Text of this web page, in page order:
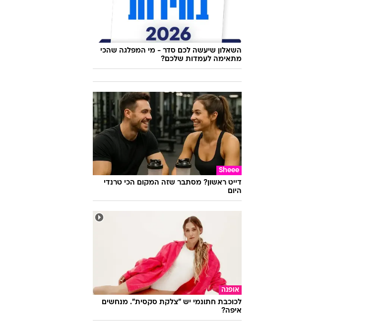
השאלון שיעשה לכם סדר - מי המפלגה שהכי
מתאימה לעמדות שלכם?
Sheee
דייט ראשון? מסתבר שזה המקום הכי טרנדי
היום
אופנה
לכוכבת חתונמי יש "צלקת סקסית". מנחשים
איפה?